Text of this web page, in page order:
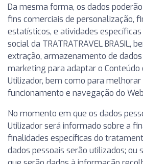
Da mesma forma, os dados
fins comerciais de personalização,
estatísticos, e atividades
social da TRATRATRAVEL BRASIL,
extração, armazenamento de
marketing para adaptar o Conteúdo
Utilizador, bem como para melhorar
funcionamento e navegação do
No momento em que os dados
Utilizador será informado sobre a
finalidades específicas do
dados pessoais serão utilizados; ou